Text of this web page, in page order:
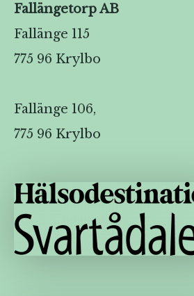
Fallängetorp AB
Fallänge 115
775 96 Krylbo
Fallänge 106,
775 96 Krylbo